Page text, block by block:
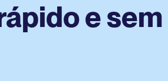
e sem